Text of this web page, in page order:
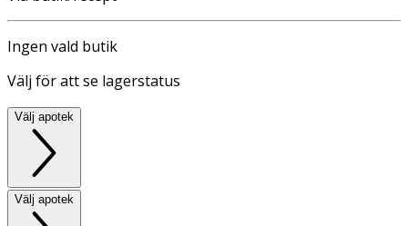
Ingen vald butik
Välj för att se lagerstatus
Välj apotek
Välj apotek